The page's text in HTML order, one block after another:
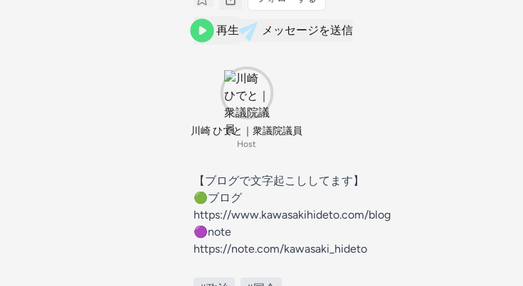
再生 メッセージを送信
川崎 ひでと｜衆議院議員
Host
【ブログで文字起こししてます】
🟢ブログ
https://www.kawasakihideto.com/blog
🟣note
https://note.com/kawasaki_hideto